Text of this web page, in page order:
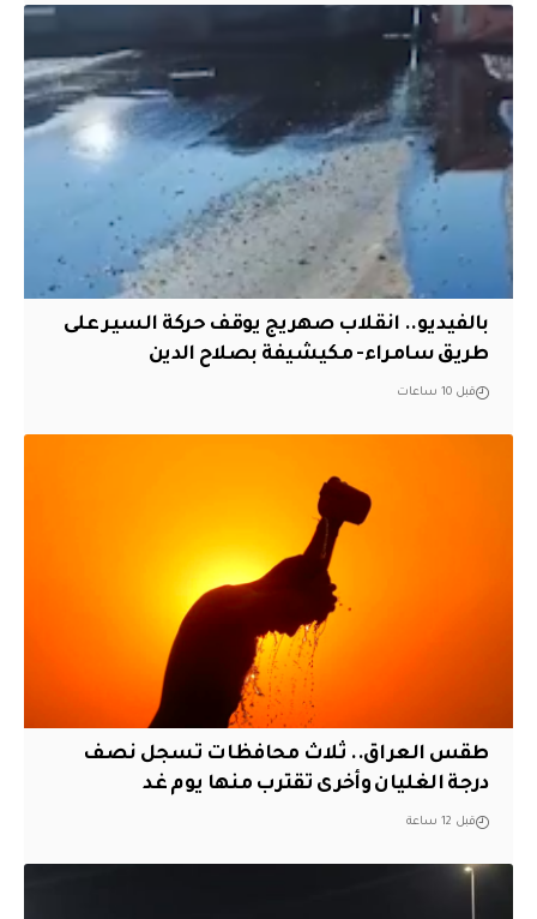
بالفيديو.. انقلاب صهريج يوقف حركة السير على
طريق سامراء- مكيشيفة بصلاح الدين
قبل 10 ساعات
طقس العراق.. ثلاث محافظات تسجل نصف
درجة الغليان وأخرى تقترب منها يوم غد
قبل 12 ساعة